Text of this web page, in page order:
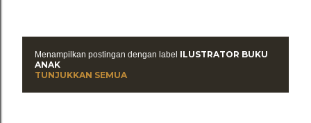
P
o
Menampilkan postingan dengan label ILUSTRATOR BUKU
ANAK
TUNJUKKAN SEMUA